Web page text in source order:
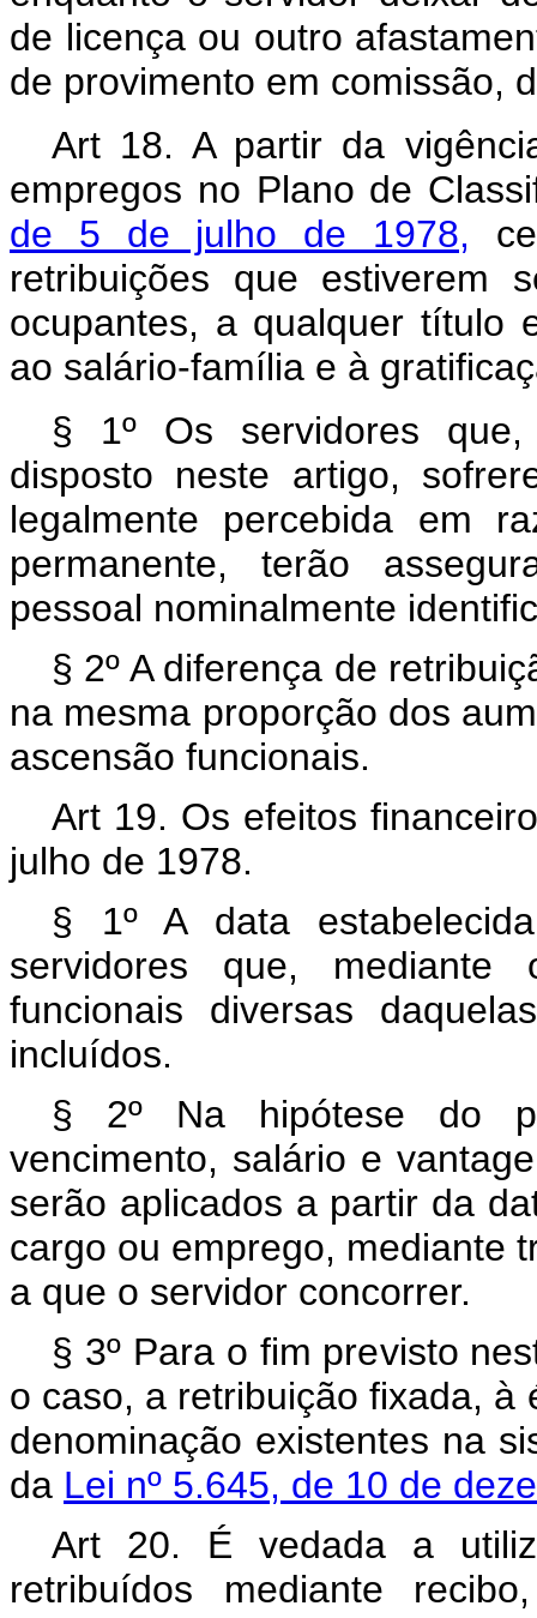
de licença ou outro
de provimento em comissão,
Art 18. A partir da
empregos no Plano de
de 5 de julho de 1978,
retribuições que estiverem
ocupantes, a qualquer título
ao salário-família e à
§ 1º Os servidores
disposto neste artigo,
legalmente percebida em
permanente, terão
pessoal nominalmente
§ 2º A diferença de
na mesma proporção dos
ascensão funcionais.
Art 19. Os efeitos
julho de 1978.
§ 1º A data
servidores que, mediante
funcionais diversas
incluídos.
§ 2º Na hipótese do
vencimento, salário e
serão aplicados a partir da
cargo ou emprego, mediante
a que o servidor concorrer.
§ 3º Para o fim previsto
o caso, a retribuição fixada, à
denominação existentes na
da Lei nº 5.645, de 10 de
Art 20. É vedada a
retribuídos mediante